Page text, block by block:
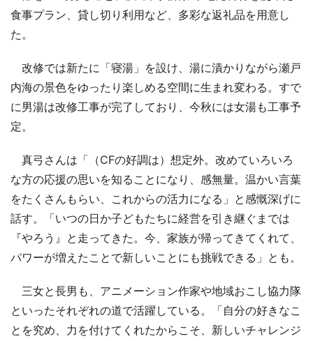
食事プラン、貸し切り利用など、多彩な返礼品を用意し
た。
改修では新たに「寝湯」を設け、湯に漬かりながら瀬戸
内海の景色をゆったり楽しめる空間に生まれ変わる。すで
に男湯は改修工事が完了しており、今秋には女湯も工事予
定。
真弓さんは「（CFの好調は）想定外。改めていろいろ
な方の応援の思いを知ることになり、感無量。温かい言葉
をたくさんもらい、これからの活力になる」と感慨深げに
話す。「いつの日か子どもたちに経営を引き継ぐまでは
『やろう』と走ってきた。今、家族が帰ってきてくれて、
パワーが増えたことで新しいことにも挑戦できる」とも。
三女と長男も、アニメーション作家や地域おこし協力隊
といったそれぞれの道で活躍している。「自分の好きなこ
とを究め、力を付けてくれたからこそ、新しいチャレンジ